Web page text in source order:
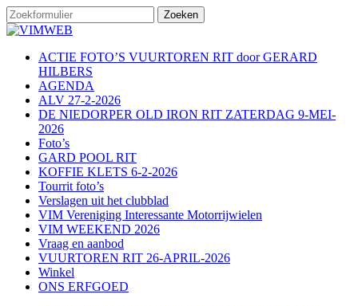
ACTIE FOTO’S VUURTOREN RIT door GERARD
HILBERS
AGENDA
ALV 27-2-2026
DE NIEDORPER OLD IRON RIT ZATERDAG 9-MEI-
2026
Foto’s
GARD POOL RIT
KOFFIE KLETS 6-2-2026
Tourrit foto’s
Verslagen uit het clubblad
VIM Vereniging Interessante Motorrijwielen
VIM WEEKEND 2026
Vraag en aanbod
VUURTOREN RIT 26-APRIL-2026
Winkel
ONS ERFGOED